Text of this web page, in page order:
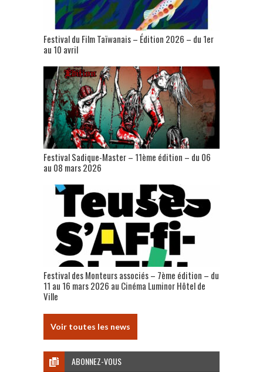
Festival du Film Taïwanais – Édition 2026 – du 1er
au 10 avril
Festival Sadique-Master – 11ème édition – du 06
au 08 mars 2026
Festival des Monteurs associés – 7ème édition – du
11 au 16 mars 2026 au Cinéma Luminor Hôtel de
Ville
Voir toutes les news
ABONNEZ-VOUS